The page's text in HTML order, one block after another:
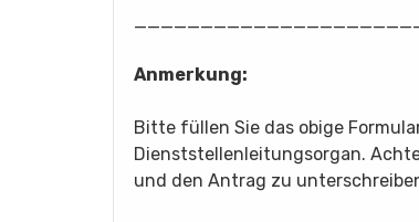
Anmerkung:
Bitte füllen Sie das obige
Dienststellenleitungsorgan.
und den Antrag zu